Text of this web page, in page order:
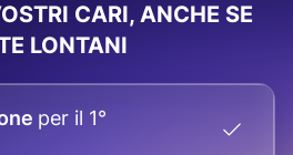
CARI, ANCHE SE
LONTANI
per il 1°